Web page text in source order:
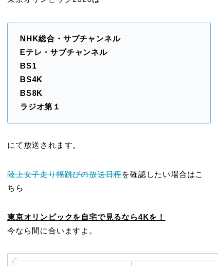
NHK総合・サブチャンネル
Eテレ・サブチャンネル
BS1
BS4K
BS8K
ラジオ第１
にて放送されます。
陸上女子走り幅跳びの放送日程を確認したい場合はこ
ちら
東京オリンピックを自宅で見るなら4Kを！
今なら間に合いますよ。